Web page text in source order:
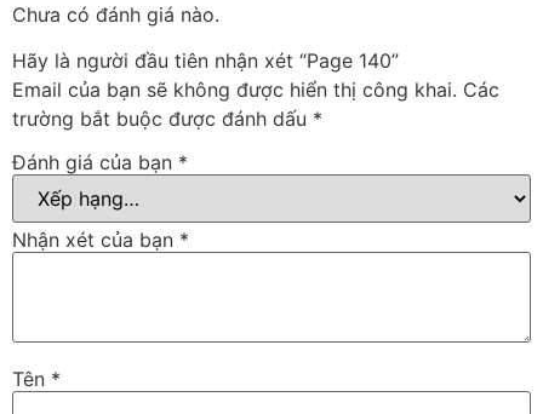
Chưa có đánh giá nào.
Hãy là người đầu tiên nhận xét “Page 140”
Email của bạn sẽ không được hiển thị công khai. Các
trường bắt buộc được đánh dấu *
Đánh giá của bạn *
Nhận xét của bạn *
Tên *